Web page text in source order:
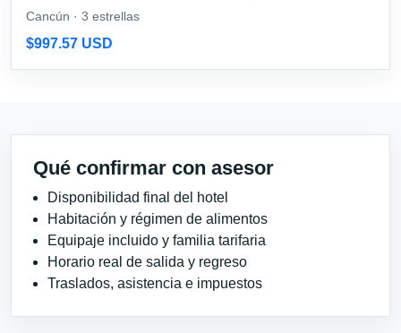
Cancún · 3 estrellas
$997.57 USD
Qué confirmar con asesor
Disponibilidad final del hotel
Habitación y régimen de alimentos
Equipaje incluido y familia tarifaria
Horario real de salida y regreso
Traslados, asistencia e impuestos